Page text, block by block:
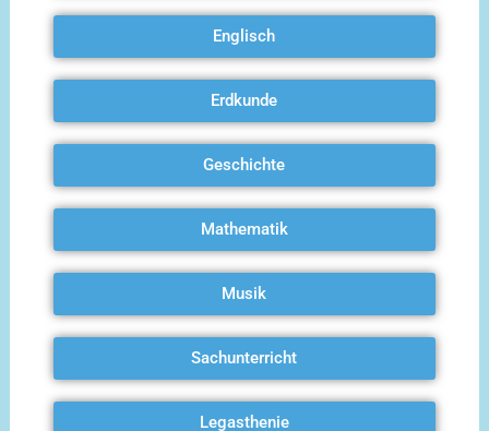
Englisch
Erdkunde
Geschichte
Mathematik
Musik
Sachunterricht
Legasthenie